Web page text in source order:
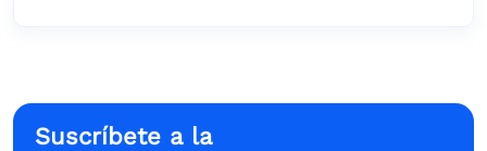
Suscríbete a la